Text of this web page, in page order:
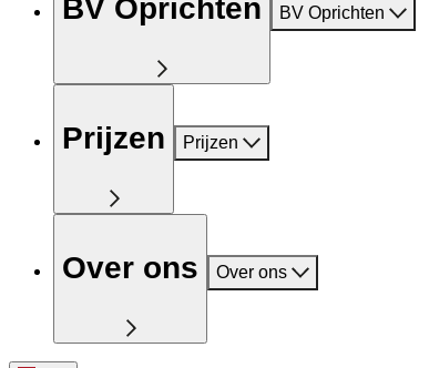
BV Oprichten BV Oprichten
Prijzen Prijzen
Over ons Over ons